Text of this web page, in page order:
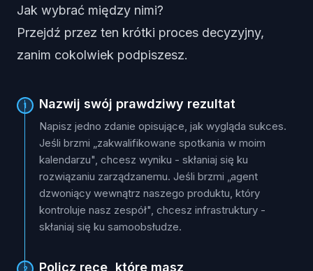
Jak wybrać między nimi?
Przejdź przez ten krótki proces decyzyjny,
zanim cokolwiek podpiszesz.
1 Nazwij swój prawdziwy rezultat
Napisz jedno zdanie opisujące, jak wygląda sukces.
Jeśli brzmi „zakwalifikowane spotkania w moim
kalendarzu", chcesz wyniku - skłaniaj się ku
rozwiązaniu zarządzanemu. Jeśli brzmi „agent
dzwoniący wewnątrz naszego produktu, który
kontroluje nasz zespół", chcesz infrastruktury -
skłaniaj się ku samoobsłudze.
2 Policz ręce, które masz